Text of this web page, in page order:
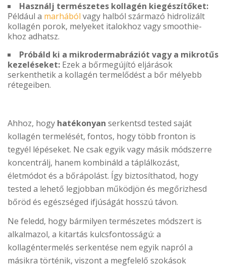
Használj természetes kollagén kiegészítőket:
Például a marhából vagy halból származó hidrolizált
kollagén porok, melyeket italokhoz vagy smoothie-
khoz adhatsz.
Próbáld ki a mikrodermabráziót vagy a mikrotűs
kezeléseket: Ezek a bőrmegújító eljárások
serkenthetik a kollagén termelődést a bőr mélyebb
rétegeiben.
Ahhoz, hogy hatékonyan serkentsd tested saját
kollagén termelését, fontos, hogy több fronton is
tegyél lépéseket. Ne csak egyik vagy másik módszerre
koncentrálj, hanem kombináld a táplálkozást,
életmódot és a bőrápolást. Így biztosíthatod, hogy
tested a lehető legjobban működjön és megőrizhesd
bőröd és egészséged ifjúságát hosszú távon.
Ne feledd, hogy bármilyen természetes módszert is
alkalmazol, a kitartás kulcsfontosságú: a
kollagéntermelés serkentése nem egyik napról a
másikra történik, viszont a megfelelő szokások